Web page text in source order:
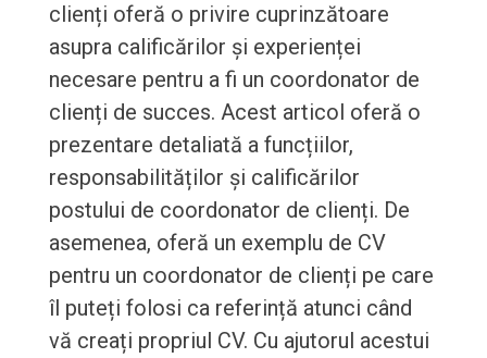
clienți oferă o privire cuprinzătoare
asupra calificărilor și experienței
necesare pentru a fi un coordonator de
clienți de succes. Acest articol oferă o
prezentare detaliată a funcțiilor,
responsabilităților și calificărilor
postului de coordonator de clienți. De
asemenea, oferă un exemplu de CV
pentru un coordonator de clienți pe care
îl puteți folosi ca referință atunci când
vă creați propriul CV. Cu ajutorul acestui